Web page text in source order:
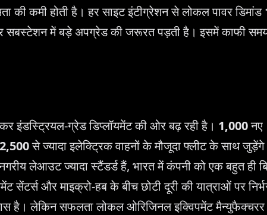
की कमी होती है। हर साइट इंटीग्रेशन से लोकल पावर डिमांड
में बड़े अपग्रेड की जरूरत पड़ती है। इसमें काफी
इंडस्ट्रियल-ग्रेड डिप्लॉयमेंट की ओर बढ़ रही है। 1,000नए
से ज्यादा इलेक्ट्रिक वाहनों के मौजूदा फ्लीट के साथ
लेआउट ज्यादा स्टैंडर्ड हैं, भारत में कंपनी को एक बहुत ही
सेंटर्स और माइक्रो-हब के बीच छोटी दूरी की यात्राओं पर
है। लेकिन सफलता लोकल ओरिजिनल इक्विपमेंट मैन्युफैक्चरर